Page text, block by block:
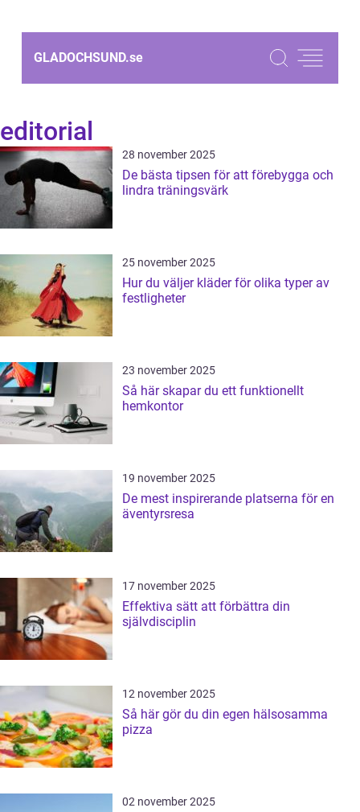
GLADOCHSUND.se
editorial
28 november 2025
De bästa tipsen för att förebygga och
lindra träningsvärk
25 november 2025
Hur du väljer kläder för olika typer av
festligheter
23 november 2025
Så här skapar du ett funktionellt
hemkontor
19 november 2025
De mest inspirerande platserna för en
äventyrsresa
17 november 2025
Effektiva sätt att förbättra din
självdisciplin
12 november 2025
Så här gör du din egen hälsosamma
pizza
02 november 2025